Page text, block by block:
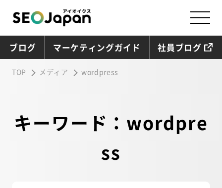
ブログ マーケティングガイド 社員ブログ
TOP メディア wordpress
キーワード：wordpre
ss